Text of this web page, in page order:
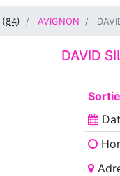
(84) AVIGNON
DAVID